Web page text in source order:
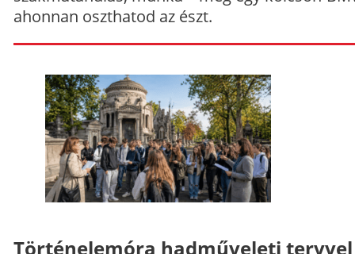
ahonnan oszthatod az észt.
Történelemóra hadműveleti tervvel